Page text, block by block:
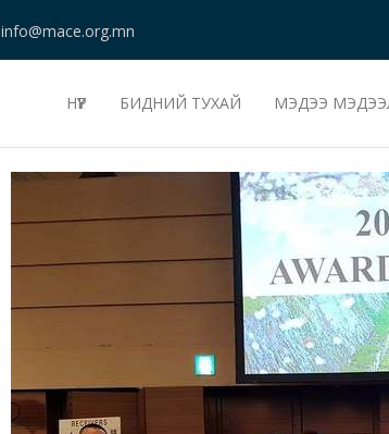
info@mace.org.mn
НҮҮР БИДНИЙ ТУХАЙ МЭДЭЭ